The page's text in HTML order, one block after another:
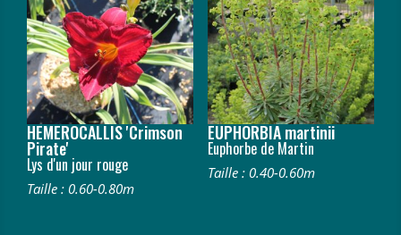
HEMEROCALLIS 'Crimson
Pirate'
Lys d'un jour rouge
Taille : 0.60-0.80m
EUPHORBIA martinii
Euphorbe de Martin
Taille : 0.40-0.60m